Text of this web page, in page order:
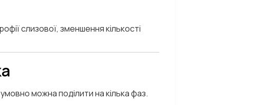
слизової, зменшення кількості
можна поділити на кілька фаз.